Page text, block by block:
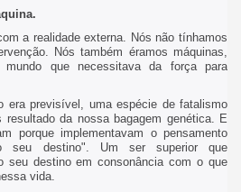
a realidade externa. Nós não tínhamos
Nós também éramos máquinas,
que necessitava da força para
era previsível, uma espécie de fatalismo
resultado da nossa bagagem genética. E
porque implementavam o pensamento
seu destino". Um ser superior que
seu destino em consonância com o que
vida.